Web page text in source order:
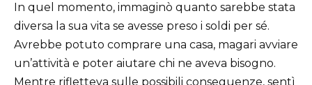
In quel momento, immaginò quanto sarebbe stata
diversa la sua vita se avesse preso i soldi per sé.
Avrebbe potuto comprare una casa, magari avviare
un’attività e poter aiutare chi ne aveva bisogno.
Mentre rifletteva sulle possibili conseguenze, sentì